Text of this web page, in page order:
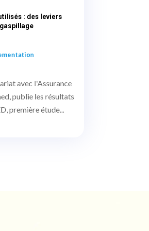
: des leviers
avec l'Assurance
publie les résultats
première étude...